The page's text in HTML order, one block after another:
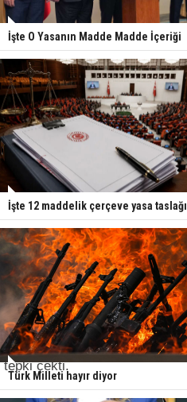
tepki çekti.
İşte O Yasanın Madde Madde İçeriği
İşte 12 maddelik çerçeve yasa taslağı
Türk Milleti hayır diyor